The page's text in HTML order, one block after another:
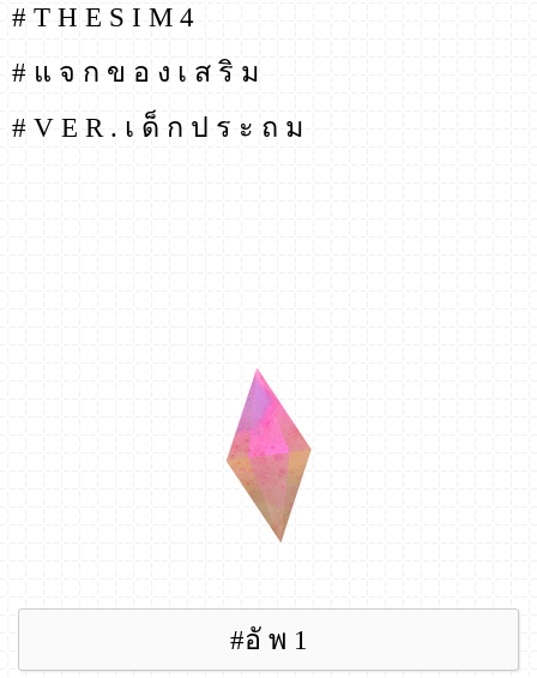
# T H E S I M 4
# แ จ ก ข อ ง เ ส ริ ม
# V E R . เ ด็ ก ป ร ะ ถ ม
#อั พ 1